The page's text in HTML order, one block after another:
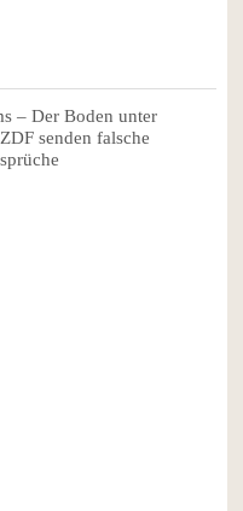
– Der Boden unter
senden falsche